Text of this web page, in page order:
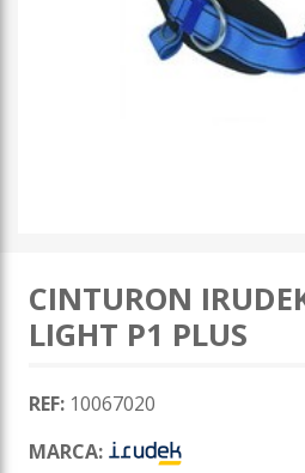
CINTURON
LIGHT P1 PLUS
REF: 10067020
MARCA: